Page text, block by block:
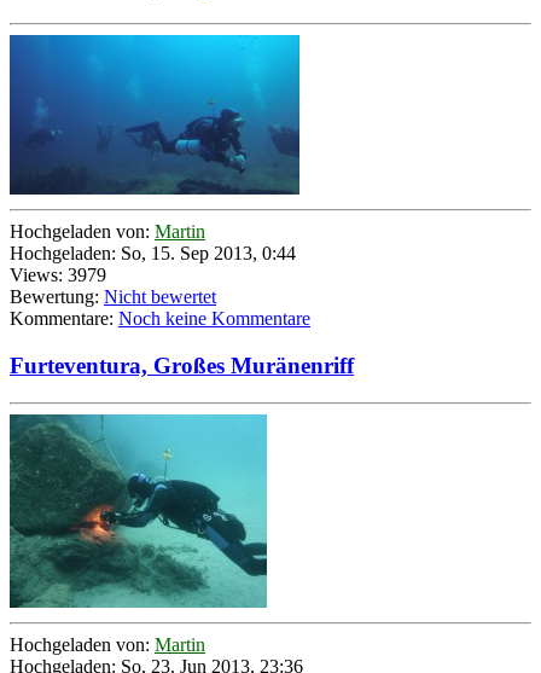
Hochgeladen von: Martin
Hochgeladen: So, 15. Sep 2013, 0:44
Views: 3979
Bewertung: Nicht bewertet
Kommentare: Noch keine Kommentare
Furteventura, Großes Muränenriff
Hochgeladen von: Martin
Hochgeladen: So, 23. Jun 2013, 23:36